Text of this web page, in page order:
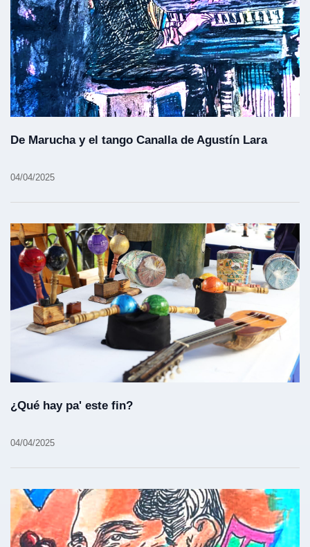
De Marucha y el tango Canalla de Agustín Lara
04/04/2025
¿Qué hay pa' este fin?
04/04/2025